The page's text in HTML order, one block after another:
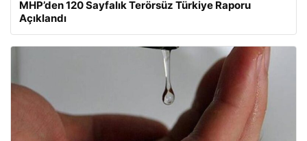
MHP’den 120 Sayfalık Terörsüz Türkiye Raporu
Açıklandı